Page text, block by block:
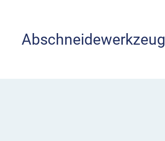
Abschneidewerkzeug